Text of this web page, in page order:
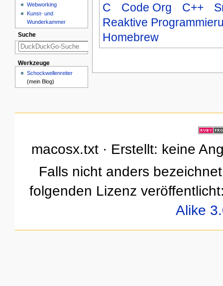
C
Code Org C++
Reaktive
Homebrew
Webworking
Kunst- und
Wunderkammer
Suche
Werkzeuge
Schockwellenreiter
(mein Blog)
macosx.txt · Erstellt: keine
Falls nicht anders
folgenden Lizenz
Alike